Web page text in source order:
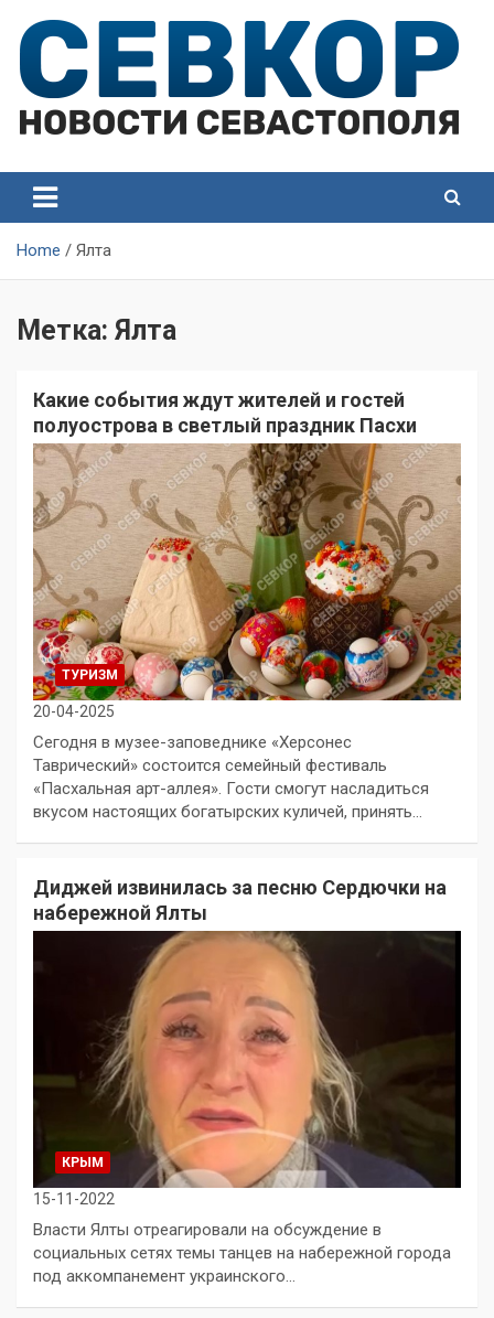
content
Севастополя
Севастополя
Home Ялта
Метка: Ялта
Какие события ждут жителей и гостей
полуострова в светлый праздник Пасхи
ТУРИЗМ
20-04-2025
Сегодня в музее-заповеднике «Херсонес
Таврический» состоится семейный фестиваль
«Пасхальная арт-аллея». Гости смогут насладиться
вкусом настоящих богатырских куличей, принять…
Диджей извинилась за песню Сердючки на
набережной Ялты
КРЫМ
15-11-2022
Власти Ялты отреагировали на обсуждение в
социальных сетях темы танцев на набережной города
под аккомпанемент украинского…